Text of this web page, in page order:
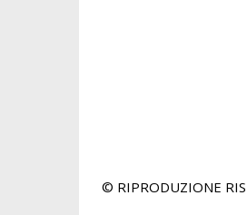
© RIPRODUZIONE